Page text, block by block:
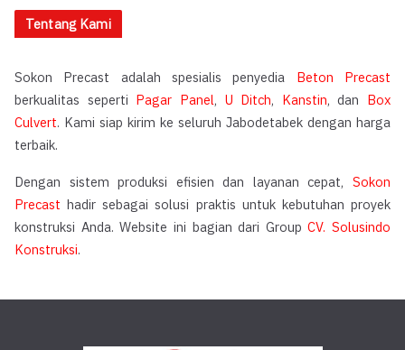
Tentang Kami
Sokon Precast adalah spesialis penyedia Beton Precast
berkualitas seperti Pagar Panel, U Ditch, Kanstin, dan Box
Culvert. Kami siap kirim ke seluruh Jabodetabek dengan harga
terbaik.
Dengan sistem produksi efisien dan layanan cepat, Sokon
Precast hadir sebagai solusi praktis untuk kebutuhan proyek
konstruksi Anda. Website ini bagian dari GroupCV. Solusindo
Konstruksi.